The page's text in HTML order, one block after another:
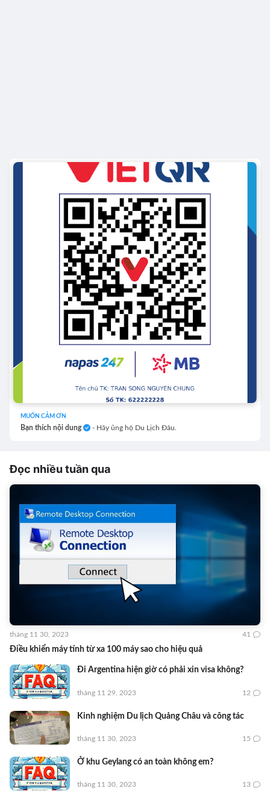
MUỐN CẢM ƠN
Bạn thích nội dung - Hãy ủng hộ Du Lịch Đâu.
Đọc nhiều tuần qua
Điều khiển máy tính từ xa 100 máy sao cho hiệu quả
tháng 11 30, 2023 41
Đi Argentina hiện giờ có phải xin visa không?
tháng 11 29, 2023 12
Kinh nghiệm Du lịch Quảng Châu và công tác
tháng 11 30, 2023 15
Ở khu Geylang có an toàn không em?
tháng 11 30, 2023 13